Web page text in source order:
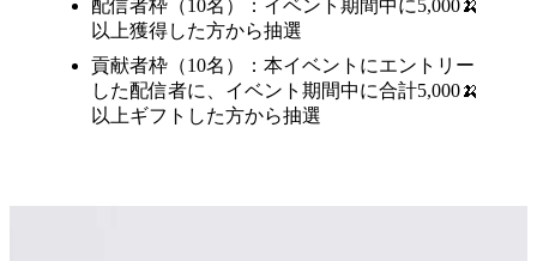
配信者枠（10名）：イベント期間中に5,000🍌
以上獲得した方から抽選
貢献者枠（10名）：本イベントにエントリー
した配信者に、イベント期間中に合計5,000🍌
以上ギフトした方から抽選